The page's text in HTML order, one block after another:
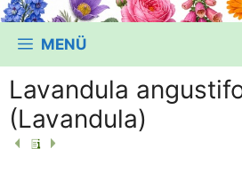
MENÜ
Lavandula
(Lavandula)